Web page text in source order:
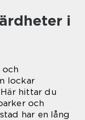
i
och
lockar
hittar du
och
har en lång